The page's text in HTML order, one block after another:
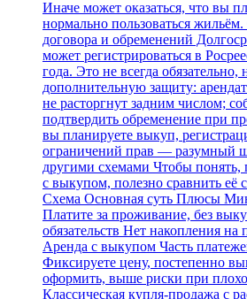
Иначе может оказаться, что вы
нормально пользоваться
договора и обременений
может регистрироваться в
года. Это не всегда обязательно,
дополнительную защиту:
не расторгнут задним числом;
подтвердить обременение при
вы планируете выкуп,
ограничений прав — разумный
другими схемами Чтобы понять,
с выкупом, полезно сравнить её
Схема Основная суть Плюсы
Платите за проживание, без
обязательств Нет накопления на
Аренда с выкупом Часть
Фиксируете цену, постепенно
оформить, выше риски при
Классическая купля‑продажа с